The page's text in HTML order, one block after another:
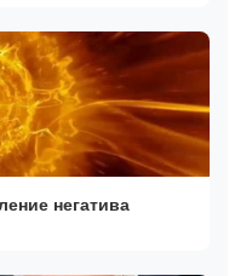
негатива